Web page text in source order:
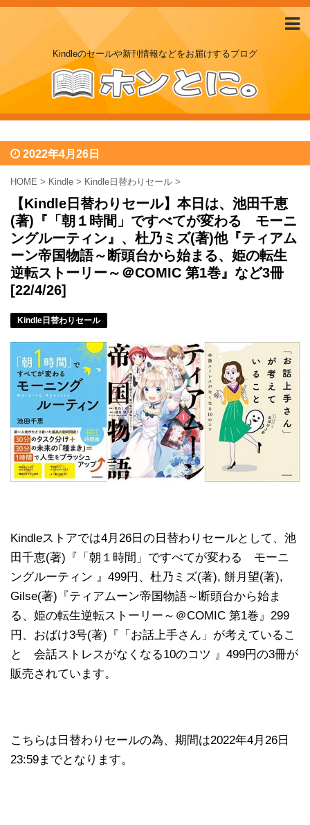
Kindleのセールや新刊情報などをお届けするブログ
2022年4月26日
HOME > Kindle > Kindle日替わりセール >
【Kindle日替わりセール】本日は、池田千恵
(著)『「朝１時間」ですべてが変わる モーニ
ングルーティン』、杜乃ミズ(著)他『ティアム
ーン帝国物語～断頭台から始まる、姫の転生
逆転ストーリー～＠COMIC 第1巻』など3冊
[22/4/26]
Kindle日替わりセール
Kindleストアでは4月26日の日替わりセールとして、池
田千恵(著)『「朝１時間」ですべてが変わる モーニ
ングルーティン 』499円、杜乃ミズ(著), 餅月望(著),
Gilse(著)『ティアムーン帝国物語～断頭台から始ま
る、姫の転生逆転ストーリー～＠COMIC 第1巻』299
円、おばけ3号(著)『「お話上手さん」が考えているこ
と 会話ストレスがなくなる10のコツ 』499円の3冊が
販売されています。
こちらは日替わりセールの為、期間は2022年4月26日
23:59までとなります。